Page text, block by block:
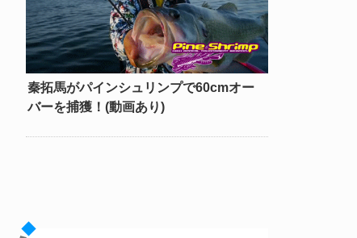
秦拓馬がパインシュリンプで60cmオー
バーを捕獲！(動画あり)